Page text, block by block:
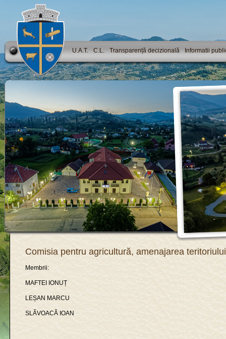
U.A.T. C.L. Transparență decizională Informatii
Comisia pentru agricultură, amenajarea
Membrii:
MAFTEI IONUȚ
LEȘAN MARCU
SLĂVOACĂ IOAN